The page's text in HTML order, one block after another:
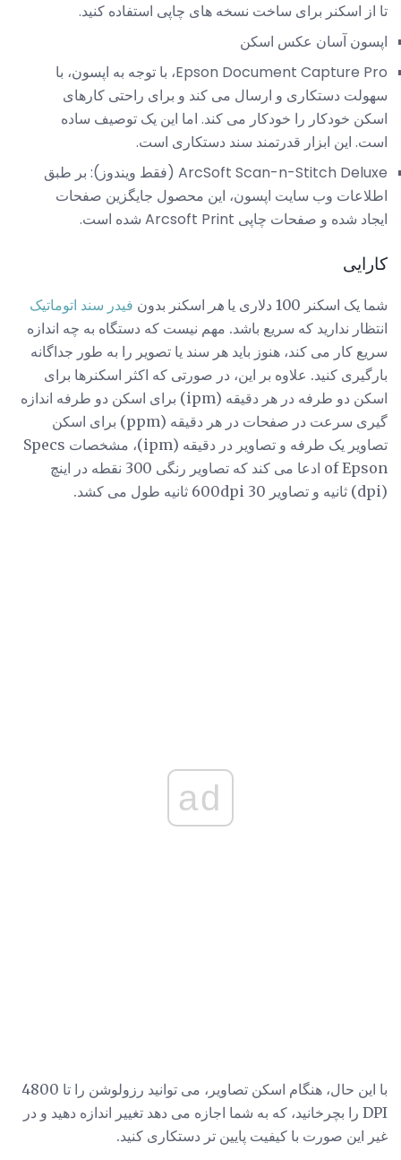
تا از اسکنر برای ساخت نسخه های چاپی استفاده کنید.
اپسون آسان عکس اسکن
Epson Document Capture Pro، با توجه به اپسون، با
سهولت دستکاری و ارسال می کند و برای راحتی کارهای
اسکن خودکار را خودکار می کند. اما این یک توصیف ساده
است. این ابزار قدرتمند سند دستکاری است.
ArcSoft Scan-n-Stitch Deluxe (فقط ویندوز): بر طبق
اطلاعات وب سایت اپسون، این محصول جایگزین صفحات
ایجاد شده و صفحات چاپی Arcsoft Print شده است.
کارایی
شما یک اسکنر 100 دلاری یا هر اسکنر بدون فیدر سند اتوماتیک
انتظار ندارید که سریع باشد. مهم نیست که دستگاه به چه اندازه
سریع کار می کند، هنوز باید هر سند یا تصویر را به طور جداگانه
بارگیری کنید. علاوه بر این، در صورتی که اکثر اسکنرها برای
اسکن دو طرفه در هر دقیقه (ipm) برای اسکن دو طرفه اندازه
گیری سرعت در صفحات در هر دقیقه (ppm) برای اسکن
تصاویر یک طرفه و تصاویر در دقیقه (ipm)، مشخصات Specs
of Epson ادعا می کند که تصاویر رنگی 300 نقطه در اینچ
(dpi) ثانیه و تصاویر 600dpi 30 ثانیه طول می کشد.
ad
با این حال، هنگام اسکن تصاویر، می توانید رزولوشن را تا 4800
DPI را بچرخانید، که به شما اجازه می دهد تغییر اندازه دهید و در
غیر این صورت با کیفیت پایین تر دستکاری کنید.